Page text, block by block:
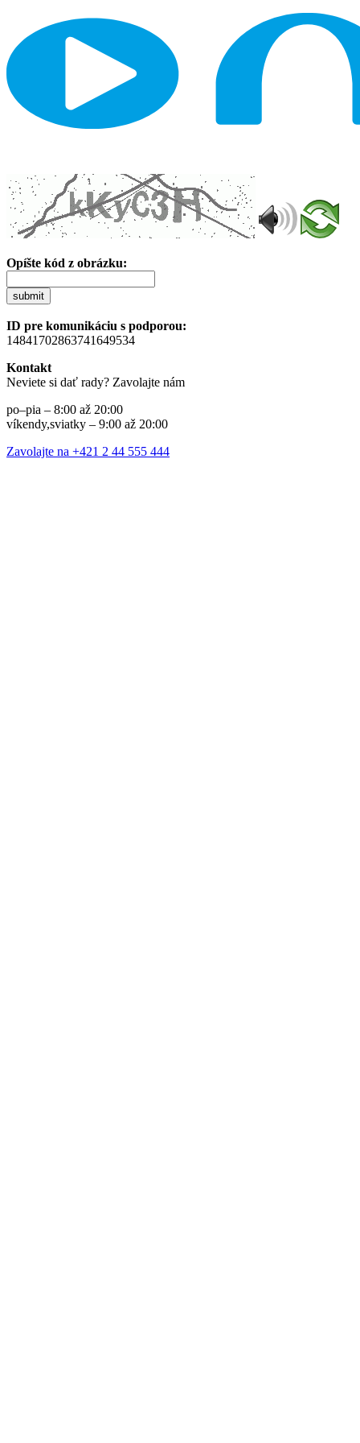
Opíšte kód z obrázku:
submit
ID pre komunikáciu s podporou:
14841702863741649534
Kontakt
Neviete si dať rady? Zavolajte nám
po–pia – 8:00 až 20:00
víkendy,sviatky – 9:00 až 20:00
Zavolajte na +421 2 44 555 444